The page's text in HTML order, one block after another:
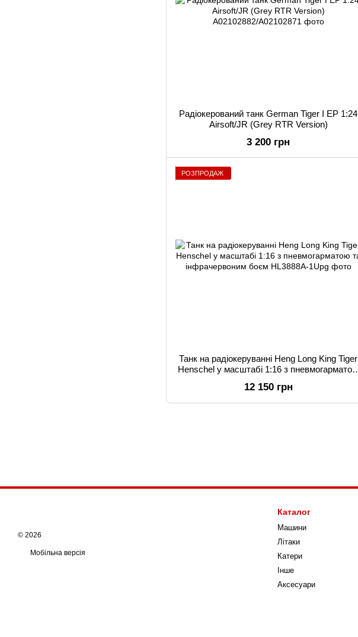
Радіокерований танк German Tiger I EP 1:24
Airsoft/JR (Grey RTR Version)
3 200 грн
РОЗПРОДАЖ
Танк на радіокеруванні Heng Long King Tiger
Henschel у масштабі 1:16 з пневмогарматою
12 150 грн
© 2026
Мобільна версія
Каталог
Машини
Літаки
Катери
Інше
Аксесуари